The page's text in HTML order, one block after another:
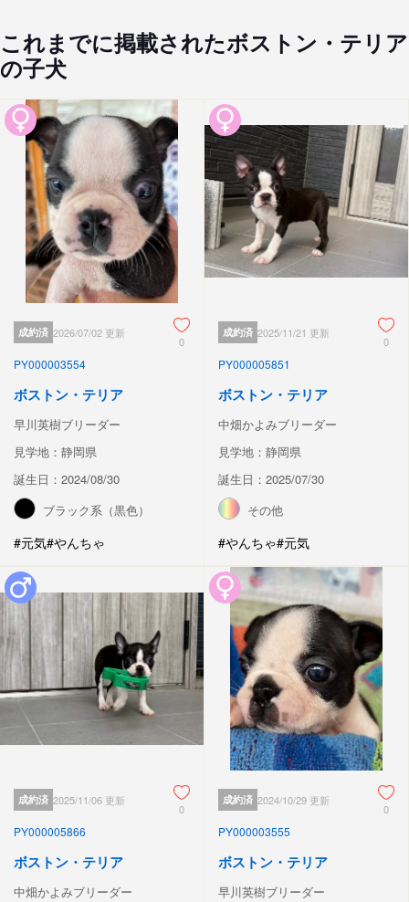
これまでに掲載されたボストン・テリア
の子犬
成約済 2026/07/02 更新
0
PY000003554
ボストン・テリア
早川英樹ブリーダー
見学地：静岡県
誕生日：2024/08/30
ブラック系（黒色）
#元気#やんちゃ
成約済 2025/11/21 更新
0
PY000005851
ボストン・テリア
中畑かよみブリーダー
見学地：静岡県
誕生日：2025/07/30
その他
#やんちゃ#元気
成約済 2025/11/06 更新
0
PY000005866
ボストン・テリア
中畑かよみブリーダー
成約済 2024/10/29 更新
0
PY000003555
ボストン・テリア
早川英樹ブリーダー